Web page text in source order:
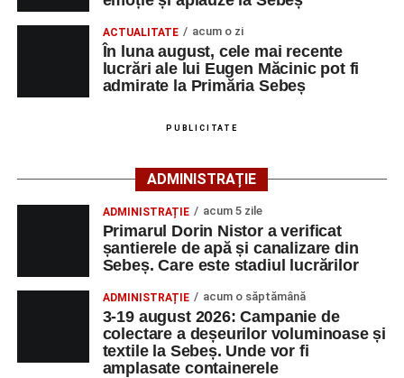
de îngrijiri medicale
cât și celor aflate la început de carieră.
Cei interesați pot consulta toate locurile de muncă
disponibile accesând platforma oficială ANOFM,
AJOFM Alba, apoi secțiunea„Persoane fizice
pot fi obținute direct de la sediul AJOFM Alba sau de la
căutarea unui loc de muncă.
Lista publicată de AJOFM Alba include, pe lângă
denumirea posturilor vacante din Săsciori, și datele de
contact ale angajatorilor, precum numere de telefon și
adrese de e-mail, pentru ca persoanele interesate să
poată solicita detalii despre condițiile de angajare,
programul de lucru și procesul de recrutare.
Mai jos puteți consulta lista completă a locurilor de
ACTUALITATE acum o zi
În luna august, cele mai recente
lucrări ale lui Eugen Măcinic pot fi
admirate la Primăria Sebeș
PUBLICITATE
ADMINISTRAȚIE
ADMINISTRAȚIE acum 5 zile
Primarul Dorin Nistor a verificat
șantierele de apă și canalizare din
Sebeș. Care este stadiul lucrărilor
ADMINISTRAȚIE acum o săptămână
3-19 august 2026: Campanie de
colectare a deșeurilor voluminoase și
textile la Sebeș. Unde vor fi
amplasate containerele